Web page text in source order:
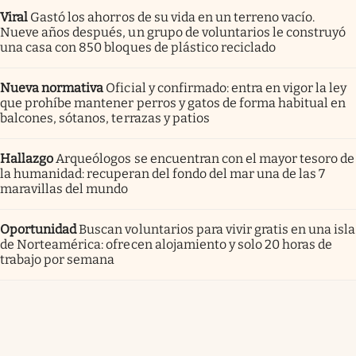
Viral Gastó los ahorros de su vida en un terreno vacío.
Nueve años después, un grupo de voluntarios le construyó
una casa con 850 bloques de plástico reciclado
Nueva normativa Oficial y confirmado: entra en vigor la ley
que prohíbe mantener perros y gatos de forma habitual en
balcones, sótanos, terrazas y patios
Hallazgo Arqueólogos se encuentran con el mayor tesoro de
la humanidad: recuperan del fondo del mar una de las 7
maravillas del mundo
OportunidadBuscan voluntarios para vivir gratis en una isla
de Norteamérica: ofrecen alojamiento y solo 20 horas de
trabajo por semana